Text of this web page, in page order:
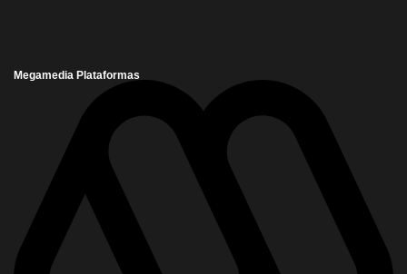
Megamedia Plataformas